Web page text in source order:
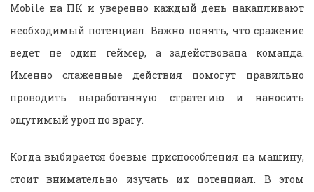
Mobile на ПК и уверенно каждый день накапливают
необходимый потенциал. Важно понять, что сражение
ведет не один геймер, а задействована команда.
Именно слаженные действия помогут правильно
проводить выработанную стратегию и наносить
ощутимый урон по врагу.
Когда выбирается боевые приспособления на машину,
стоит внимательно изучать их потенциал. В этом